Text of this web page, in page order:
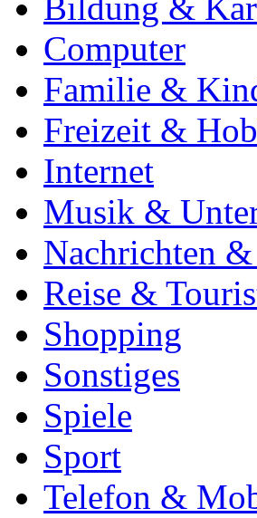
Bildung &
Computer
Familie &
Freizeit &
Internet
Musik &
Nachrichten
Reise &
Shopping
Sonstiges
Spiele
Sport
Telefon &